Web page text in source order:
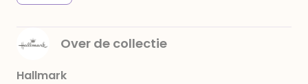
Over de collectie
Hallmark